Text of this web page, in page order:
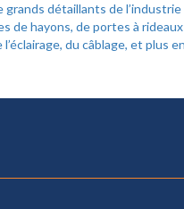
grands détaillants de
de hayons, de portes à
du câblage, et plus